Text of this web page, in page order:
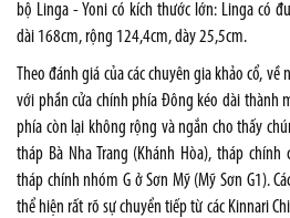
bộ Linga - Yoni có kích thước lớn: Linga có
dài 168cm, rộng 124,4cm, dày 25,5cm.
Theo đánh giá của các chuyên gia khảo cổ,
với phần cửa chính phía Đông kéo dài thành
phía còn lại không rộng và ngắn cho thấy
tháp Bà Nha Trang (Khánh Hòa), tháp
tháp chính nhóm G ở Sơn Mỹ (Mỹ Sơn G1).
thể hiện rất rõ sự chuyển tiếp từ các Kinnari